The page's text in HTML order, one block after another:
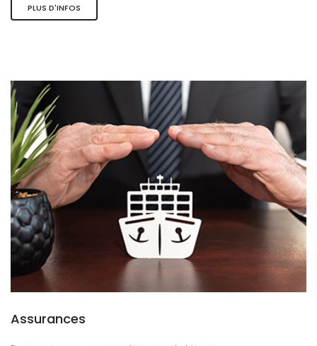
PLUS D'INFOS
Assurances